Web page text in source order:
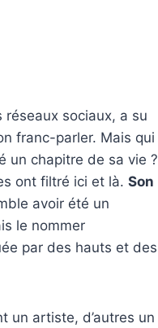
sociaux, a su
franc-parler. Mais qui
un chapitre de sa vie ?
ont filtré ici et là. Son
avoir été un
le nommer
par des hauts et des
un artiste, d’autres un